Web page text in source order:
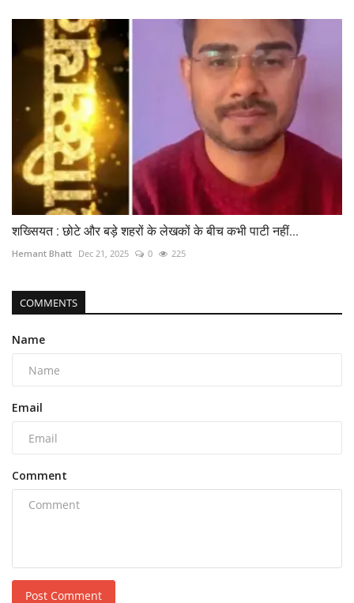
शख्सियत : छोटे और बड़े शहरों के लेखकों के बीच कभी पाटी नहीं...
Hemant Bhatt Dec 21, 2025 0 225
COMMENTS
Name
Email
Comment
Post Comment